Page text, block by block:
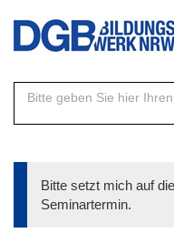
Direkt
Inhalt
Bitte setzt mich auf
Seminartermin.